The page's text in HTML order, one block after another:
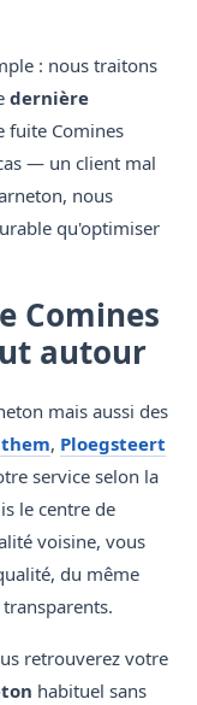
: nous traitons
dernière
fuite Comines
— un client mal
nous
qu'optimiser
Comines
autour
mais aussi des
, Ploegsteert
service selon la
le centre de
voisine, vous
du même
retrouverez votre
habituel sans